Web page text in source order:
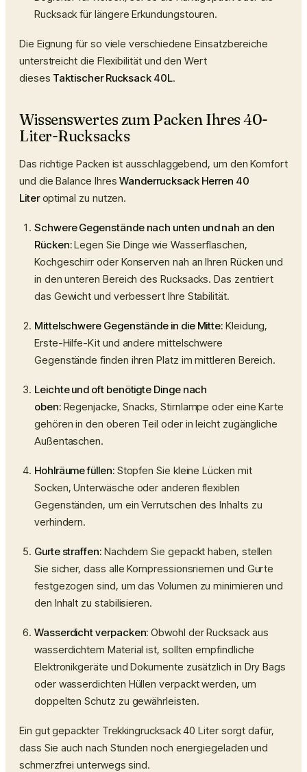
Rucksack für längere Erkundungstouren.
Die Eignung für so viele verschiedene Einsatzbereiche
unterstreicht die Flexibilität und den Wert
dieses Taktischer Rucksack 40L.
Wissenswertes zum Packen Ihres 40-
Liter-Rucksacks
Das richtige Packen ist ausschlaggebend, um den Komfort
und die Balance IhresWanderrucksack Herren 40
Literoptimal zu nutzen.
Schwere Gegenstände nach unten und nah an den
Rücken:Legen Sie Dinge wie Wasserflaschen,
Kochgeschirr oder Konserven nah an Ihren Rücken und
in den unteren Bereich des Rucksacks. Das zentriert
das Gewicht und verbessert Ihre Stabilität.
Mittelschwere Gegenstände in die Mitte: Kleidung,
Erste-Hilfe-Kit und andere mittelschwere
Gegenstände finden ihren Platz im mittleren Bereich.
Leichte und oft benötigte Dinge nach
oben:Regenjacke, Snacks, Stirnlampe oder eine Karte
gehören in den oberen Teil oder in leicht zugängliche
Außentaschen.
Hohlräume füllen:Stopfen Sie kleine Lücken mit
Socken, Unterwäsche oder anderen flexiblen
Gegenständen, um ein Verrutschen des Inhalts zu
verhindern.
Gurte straffen:Nachdem Sie gepackt haben, stellen
Sie sicher, dass alle Kompressionsriemen und Gurte
festgezogen sind, um das Volumen zu minimieren und
den Inhalt zu stabilisieren.
Wasserdicht verpacken: Obwohl der Rucksack aus
wasserdichtem Material ist, sollten empfindliche
Elektronikgeräte und Dokumente zusätzlich in Dry Bags
oder wasserdichten Hüllen verpackt werden, um
doppelten Schutz zu gewährleisten.
Ein gut gepackter Trekkingrucksack 40 Litersorgt dafür,
dass Sie auch nach Stunden noch energiegeladen und
schmerzfrei unterwegs sind.